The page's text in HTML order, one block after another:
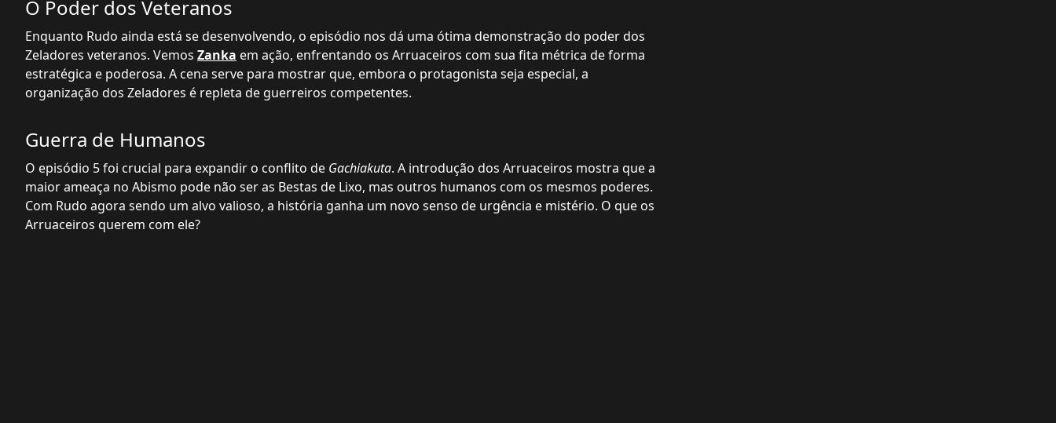
O Poder dos Veteranos
Enquanto Rudo ainda está se desenvolvendo, o episódio nos dá uma ótima demonstração do poder dos
Zeladores veteranos. Vemos Zanka em ação, enfrentando os Arruaceiros com sua fita métrica de forma
estratégica e poderosa. A cena serve para mostrar que, embora o protagonista seja especial, a
organização dos Zeladores é repleta de guerreiros competentes.
Guerra de Humanos
O episódio 5 foi crucial para expandir o conflito de Gachiakuta. A introdução dos Arruaceiros mostra que a
maior ameaça no Abismo pode não ser as Bestas de Lixo, mas outros humanos com os mesmos poderes.
Com Rudo agora sendo um alvo valioso, a história ganha um novo senso de urgência e mistério. O que os
Arruaceiros querem com ele?